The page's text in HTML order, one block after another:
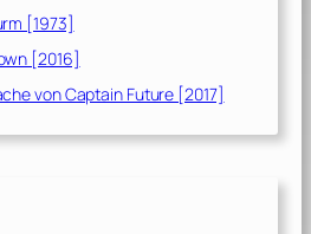
[1973]
[2016]
von Captain Future [2017]